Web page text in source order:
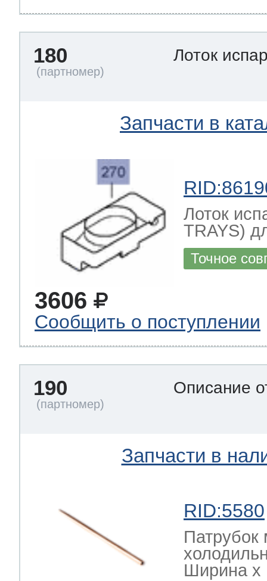
180 Лоток
Запчасти в
Лоток
TRAYS)
Точное
3606
Сообщить о поступлении
190 Описание
Запчасти в
RID:5580
Патрубок
Ширина х